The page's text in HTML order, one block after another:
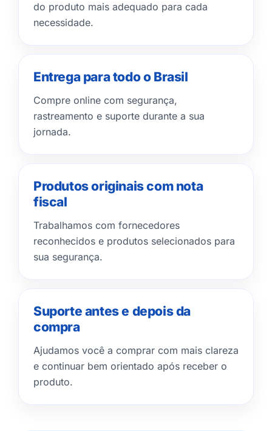
do produto mais adequado para cada
necessidade.
Entrega para todo o Brasil
Compre online com segurança,
rastreamento e suporte durante a sua
jornada.
Produtos originais com nota
fiscal
Trabalhamos com fornecedores
reconhecidos e produtos selecionados para
sua segurança.
Suporte antes e depois da
compra
Ajudamos você a comprar com mais clareza
e continuar bem orientado após receber o
produto.